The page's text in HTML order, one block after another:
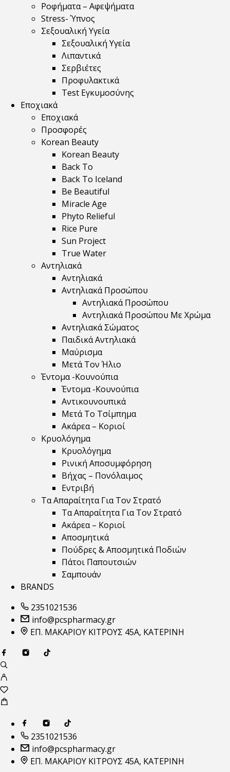
Ροφήματα – Αφεψήματα
Stress- Ύπνος
Σεξουαλική Υγεία
Σεξουαλική Υγεία
Λιπαντικά
Σερβιέτες
Προφυλακτικά
Test Εγκυμοσύνης
Εποχιακά
Εποχιακά
Προσφορές
Korean Beauty
Korean Beauty
Back To
Back To Iceland
Be Beautiful
Miracle Age
Phyto Relieful
Rice Pure
Sun Project
True Water
Αντηλιακά
Αντηλιακά
Αντηλιακά Προσώπου
Αντηλιακά Προσώπου
Αντηλιακά Προσώπου Με Χρώμα
Αντηλιακά Σώματος
Παιδικά Αντηλιακά
Μαύρισμα
Mετά Τον Ήλιο
Έντομα -Κουνούπια
Έντομα -Κουνούπια
Αντικουνουπικά
Μετά Το Τσίμπημα
Ακάρεα – Κοριοί
Κρυολόγημα
Κρυολόγημα
Ρινική Αποσυμφόρηση
Βήχας – Πονόλαιμος
Εντριβή
Τα Απαραίτητα Για Τον Στρατό
Τα Απαραίτητα Για Τον Στρατό
Ακάρεα – Κοριοί
Αποσμητικά
Πούδρες & Αποσμητικά Ποδιών
Πάτοι Παπουτσιών
Σαμπουάν
BRANDS
2351021536
info@pcspharmacy.gr
ΕΠ. ΜΑΚΑΡΙΟΥ ΚΙΤΡΟΥΣ 45Α, ΚΑΤΕΡΙΝΗ
2351021536
info@pcspharmacy.gr
ΕΠ. ΜΑΚΑΡΙΟΥ ΚΙΤΡΟΥΣ 45Α, ΚΑΤΕΡΙΝΗ